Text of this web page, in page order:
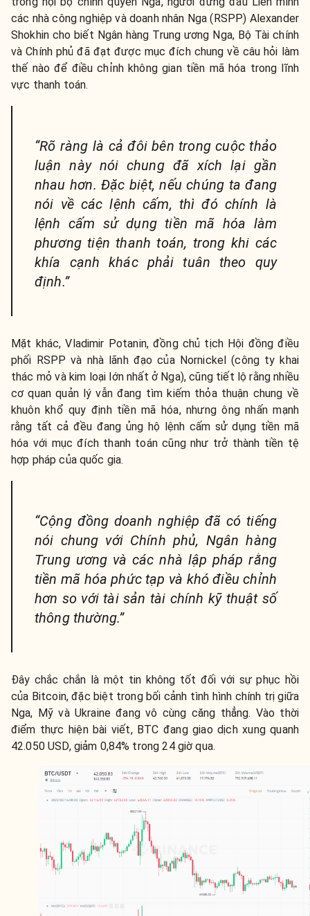
các nhà công nghiệp và doanh nhân Nga (RSPP) Alexander
Shokhin cho biết Ngân hàng Trung ương Nga, Bộ Tài chính
và Chính phủ đã đạt được mục đích chung về câu hỏi làm
thế nào để điều chỉnh không gian tiền mã hóa trong lĩnh
vực thanh toán.
“Rõ ràng là cả đôi bên trong cuộc thảo
luận này nói chung đã xích lại gần
nhau hơn. Đặc biệt, nếu chúng ta đang
nói về các lệnh cấm, thì đó chính là
lệnh cấm sử dụng tiền mã hóa làm
phương tiện thanh toán, trong khi các
khía cạnh khác phải tuân theo quy
định.”
Mặt khác, Vladimir Potanin, đồng chủ tịch Hội đồng điều
phối RSPP và nhà lãnh đạo của Nornickel (công ty khai
thác mỏ và kim loại lớn nhất ở Nga), cũng tiết lộ rằng nhiều
cơ quan quản lý vẫn đang tìm kiếm thỏa thuận chung về
khuôn khổ quy định tiền mã hóa, nhưng ông nhấn mạnh
rằng tất cả đều đang ủng hộ lệnh cấm sử dụng tiền mã
hóa với mục đích thanh toán cũng như trở thành tiền tệ
hợp pháp của quốc gia.
“Cộng đồng doanh nghiệp đã có tiếng
nói chung với Chính phủ, Ngân hàng
Trung ương và các nhà lập pháp rằng
tiền mã hóa phức tạp và khó điều chỉnh
hơn so với tài sản tài chính kỹ thuật số
thông thường.”
Đây chắc chắn là một tin không tốt đối với sự phục hồi
của Bitcoin, đặc biệt trong bối cảnh tình hình chính trị giữa
Nga, Mỹ và Ukraine đang vô cùng căng thẳng. Vào thời
điểm thực hiện bài viết, BTC đang giao dịch xung quanh
42.050 USD, giảm 0,84% trong 24 giờ qua.